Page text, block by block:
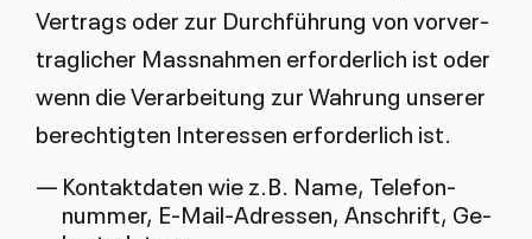
Ver­trags oder zur Durch­füh­rung von vor­ver­
trag­li­cher Mass­nah­men er­for­der­lich ist oder
wenn die Ver­ar­bei­tung zur Wah­rung un­se­rer
be­rech­tig­ten In­ter­es­sen er­for­der­lich ist.
Kon­takt­da­ten wie z.B. Na­me, Te­le­fon­
num­mer, E-Mail-Adres­sen, An­schrift, Ge­